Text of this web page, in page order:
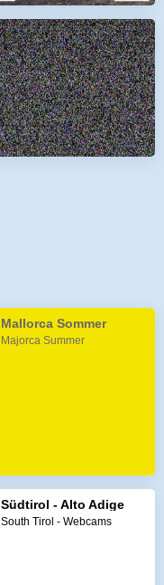
Mallorca Sommer
Majorca Summer
Südtirol - Alto Adige
South Tirol - Webcams